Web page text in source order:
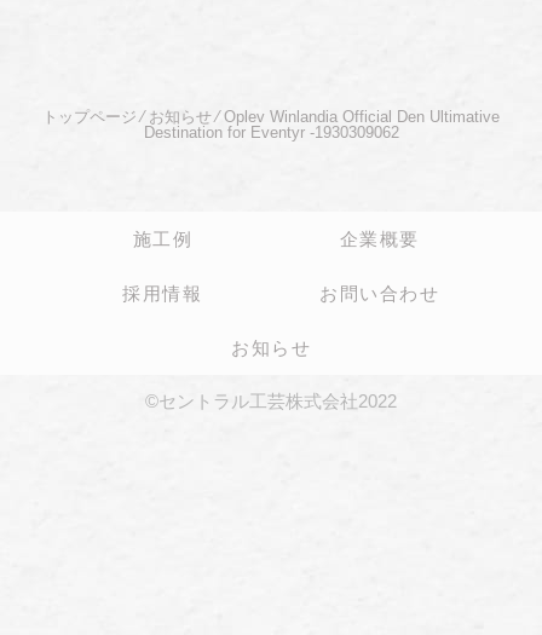
トップページ ⁄ お知らせ⁄Oplev Winlandia Official Den Ultimative
Destination for Eventyr -1930309062
施工例 企業概要
採用情報 お問い合わせ
お知らせ
©セントラル工芸株式会社2022